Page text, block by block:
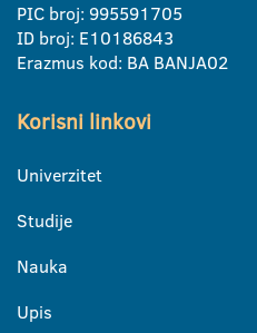
PIC broj: 995591705
ID broj: E10186843
Erazmus kod: BA BANJA02
Korisni linkovi
Univerzitet
Studije
Nauka
Upis